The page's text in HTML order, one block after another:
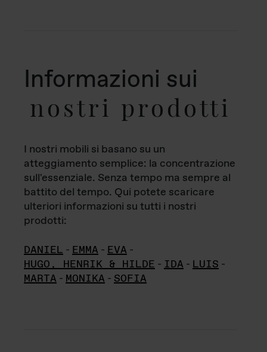
Informazioni sui
nostri prodotti
I nostri mobili si basano su un
atteggiamento semplice: la concentrazione
sull'essenziale. Senza tempo ma sempre al
battito del tempo. Qui potete scaricare
ulteriori informazioni su tutti i nostri
prodotti:
DANIEL - EMMA - EVA -
HUGO, HENRIK & HILDE - IDA - LUIS -
MARTA - MONIKA - SOFIA